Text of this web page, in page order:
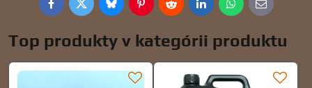
FacebookTwitterBlueskyPinterestRedditLinkedInWhatsApp
E-
mail
Top produkty v kategórii produktu